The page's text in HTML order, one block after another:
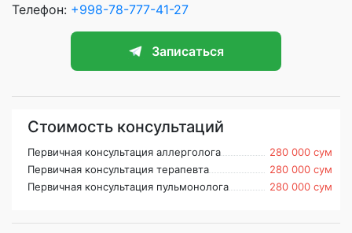
Телефон: +998-78-777-41-27
Записаться
Стоимость консультаций
Первичная консультация аллерголога
280 000 сум
Первичная консультация терапевта
280 000 сум
Первичная консультация пульмонолога
280 000 сум